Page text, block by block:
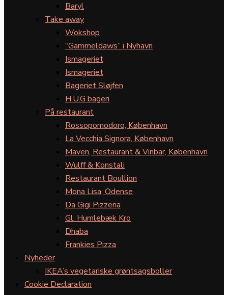
Baryl
Take away
Wokshop
“Gammeldaws” i Nyhavn
Ismageriet
Ismageriet
Bageriet Sløjfen
H.U.G bageri
På restaurant
Rossopomodoro, København
La Vecchia Signora, København
Maven, Restaurant & Vinbar, København
Wulff & Konstali
Restaurant Boullion
Mona Lisa, Odense
Da Gigi Pizzeria
Gl. Humlebæk Kro
Dhaba
Frankies Pizza
Nyheder
IKEA’s vegetariske grøntsagsboller
Cookie Declaration